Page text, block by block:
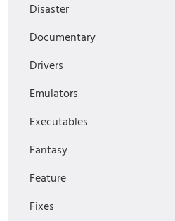
Disaster
Documentary
Drivers
Emulators
Executables
Fantasy
Feature
Fixes